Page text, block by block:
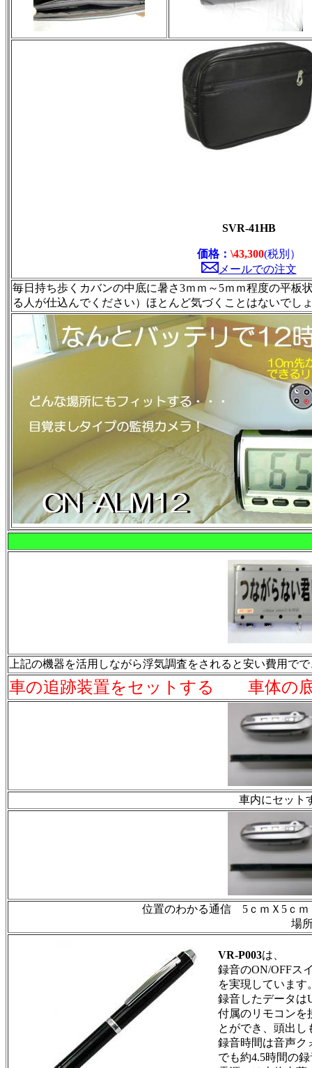
SVR-41HB
価格： \43,300(税別）
メールでの注文
毎日持ち歩くカバンの中底に暑さ3ｍｍ～5ｍｍ程度の平板
る人が仕込んでください）ほとんど気づくことはないでし
上記の機器を活用しながら浮気調査をされると安い費用
車の追跡装置をセットする 車体の
車内にセット
位置のわかる通信 5ｃｍＸ5ｃｍＸ
場
VR-P003は、
録音のON/OFFス
を実現していま
録音したデータは
付属のリモコンを
とができ、頭出
録音時間は音声ク
でも約4.5時間の